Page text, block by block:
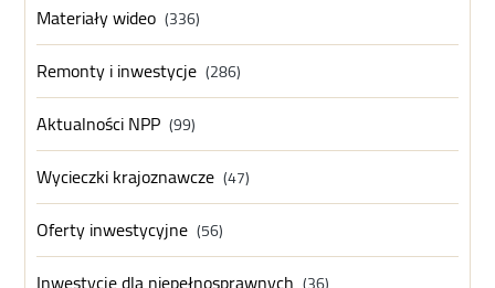
Materiały wideo (336)
Remonty i inwestycje (286)
Aktualności NPP (99)
Wycieczki krajoznawcze (47)
Oferty inwestycyjne (56)